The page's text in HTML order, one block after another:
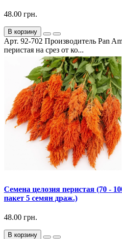
48.00 грн.
В корзину
Арт. 92-702 Производитель Pan
перистая на срез от ко...
Семена целозия перистая (70 -
пакет 5 семян драж.)
48.00 грн.
В корзину